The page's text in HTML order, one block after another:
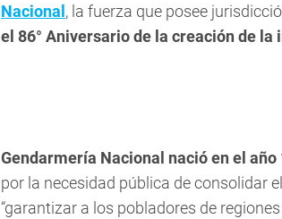
Nacional , la fuerza que posee
el 86° Aniversario de la creación de la
Gendarmería Nacional nació en el
por la necesidad pública de consolidar
“garantizar a los pobladores de